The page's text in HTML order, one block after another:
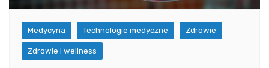
Medycyna Technologie medyczne Zdrowie
Zdrowie i wellness